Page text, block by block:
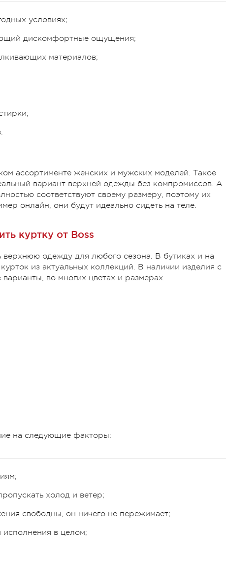
условиях;
дискомфортные ощущения;
материалов;
ассортименте женских и мужских моделей. Такое
вариант верхней одежды без компромиссов. А
соответствуют своему размеру, поэтому их
онлайн, они будут идеально сидеть на теле.
куртку от Boss
одежду для любого сезона. В бутиках и на
из актуальных коллекций. В наличии изделия с
во многих цветах и размерах.
на следующие факторы:
холод и ветер;
свободны, он ничего не пережимает;
исполнения в целом;